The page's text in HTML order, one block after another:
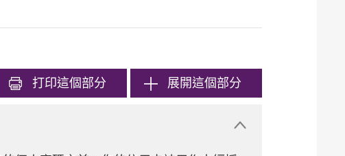
打印這個部分 展開這個部分